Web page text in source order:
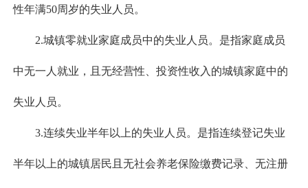
性年满50周岁的失业人员。
2.城镇零就业家庭成员中的失业人员。是指家庭成员
中无一人就业，且无经营性、投资性收入的城镇家庭中的
失业人员。
3.连续失业半年以上的失业人员。是指连续登记失业
半年以上的城镇居民且无社会养老保险缴费记录、无注册